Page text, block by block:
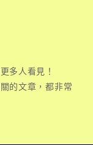
多人看見！
的文章，都非常